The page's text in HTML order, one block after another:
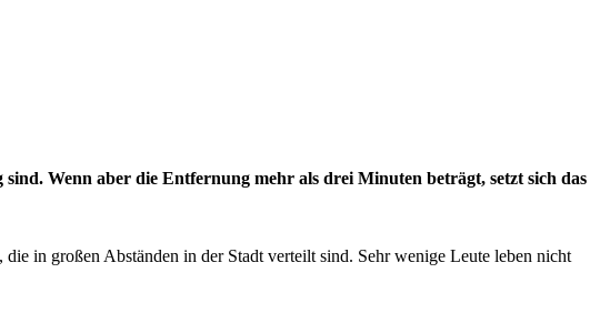
Wenn aber die Entfernung mehr als drei Minuten beträgt, setzt sich das
in großen Abständen in der Stadt verteilt sind. Sehr wenige Leute leben nicht